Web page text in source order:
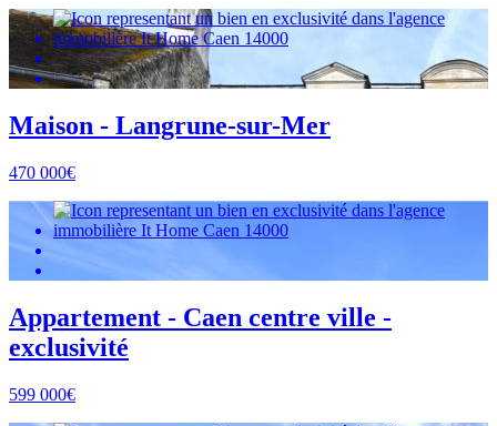
Maison - Langrune-sur-Mer
470 000€
Appartement - Caen centre ville -
exclusivité
599 000€